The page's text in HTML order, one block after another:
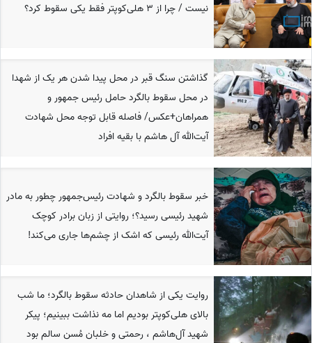
نیست / چرا از 3 هلی‌کوپتر فقط یکی سقوط کرد؟
گذاشتن سنگ قبر در محل پیدا شدن هر یک از شهدا
در محل سقوط بالگرد حامل رئیس جمهور و
همراهان+عکس/ فاصله قابل توجه محل شهادت
آیت‌الله آل هاشم با بقیه افراد
خبر سقوط بالگرد و شهادت رئیس‌جمهور چطور به مادر
شهید رئیسی رسید؟؛ روایتی از زبان برادر کوچک
آیت‌الله رئیسی که اشک از چشم‌ها جاری می‌کند!
روایت یکی از شاهدان حادثه سقوط بالگرد؛ ما شب
بالای هلی‌کوپتر بودیم اما مه نذاشت ببینیم؛ پیکر
شهید آل‌هاشم ، رحمتی و خلبان مُسن سالم بود